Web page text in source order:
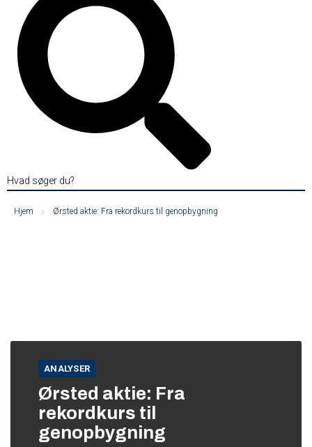
Hvad søger du?
Hjem Ørsted aktie: Fra rekordkurs til genopbygning
ANALYSER
Ørsted aktie: Fra
rekordkurs til
genopbygning